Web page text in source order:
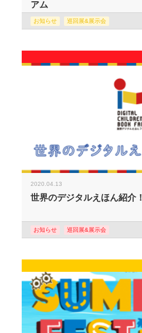
アム
お知らせ 巡回展&展示会
2020.04.13
世界のデジタルえほん紹介！
お知らせ 巡回展&展示会